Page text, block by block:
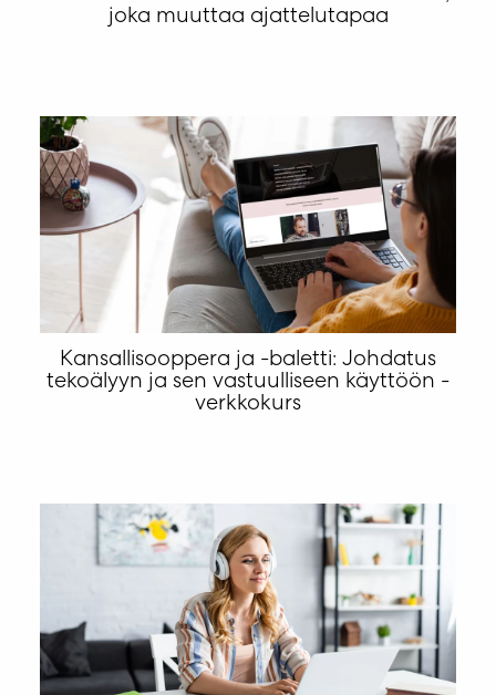
joka muuttaa ajattelutapaa
Kansallisooppera ja -baletti: Johdatus
tekoälyyn ja sen vastuulliseen käyttöön -
verkkokurs